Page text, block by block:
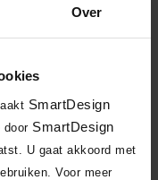
Over
SmartDesign
door SmartDesign
U gaat akkoord met
Voor meer